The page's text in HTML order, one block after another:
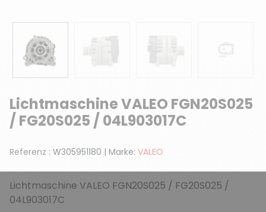
Lichtmaschine VALEO FGN20S025
/ FG20S025 / 04L903017C
Referenz : W305951180 | Marke: VALEO
Lichtmaschine VALEO FGN20S025 / FG20S025 /
04L903017C